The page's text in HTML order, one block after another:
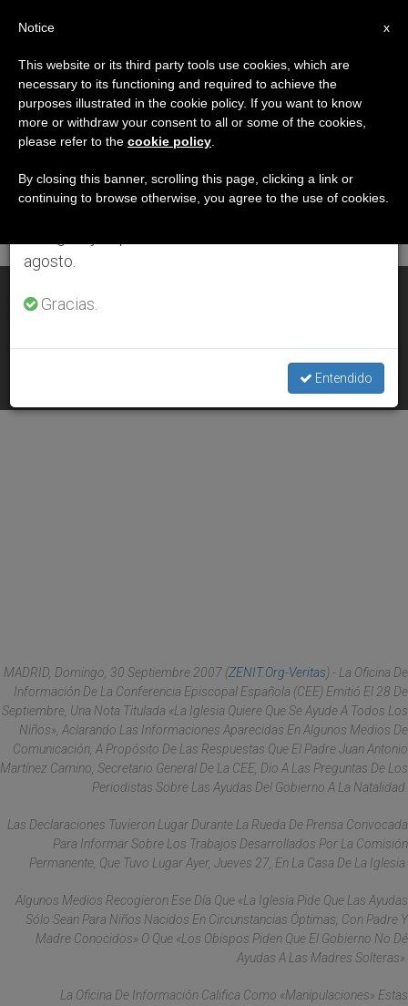
MES
Septiembre, 2007
ÚLTIMAS NOTICIAS
SEP 30, 2007 00:00
MADRID, Domingo, 30 Septiembre 2007 (ZENIT.org-Veritas).- La Oficina De
Información De La Conferencia Episcopal Española (CEE) Emitió El 28 De
Septiembre, Una Nota Titulada «La Iglesia Quiere Que Se Ayude A Todos Los
Niños», Aclarando Las Informaciones Aparecidas En Algunos Medios De
Comunicación, A Propósito De Las Respuestas Que El Padre Juan Antonio
Martínez Camino, Secretario General De La CEE, Dio A Las Preguntas De Los
Periodistas Sobre Las Ayudas Del Gobierno A La Natalidad.
Las Declaraciones Tuvieron Lugar Durante La Rueda De Prensa Convocada
Para Informar Sobre Los Trabajos Desarrollados Por La Comisión
Permanente, Que Tuvo Lugar Ayer, Jueves 27, En La Casa De La Iglesia.
Algunos Medios Recogieron Ese Día Que «la Iglesia Pide Que Las Ayudas
Sólo Sean Para Niños Nacidos En Circunstancias Óptimas, Con Padre Y
Madre Conocidos» O Que «los Obispos Piden Que El Gobierno No Dé
Ayudas A Las Madres Solteras».
La Oficina De Información Califica Como «manipulaciones» Estas
×
Aviso importante
Del 27 de julio al 7 de agosto haremos la pausa
anual, aprovechando que en el periodo de verano
se generan menos informaciones y también el
agosto.
Gracias.
Entendido
x
Notice
This website or its third party tools use cookies, which are
necessary to its functioning and required to achieve the
purposes illustrated in the cookie policy. If you want to know
more or withdraw your consent to all or some of the cookies,
please refer to the cookie policy
By closing this banner, scrolling this page, clicking a link or
continuing to browse otherwise, you agree to the use of cookies.